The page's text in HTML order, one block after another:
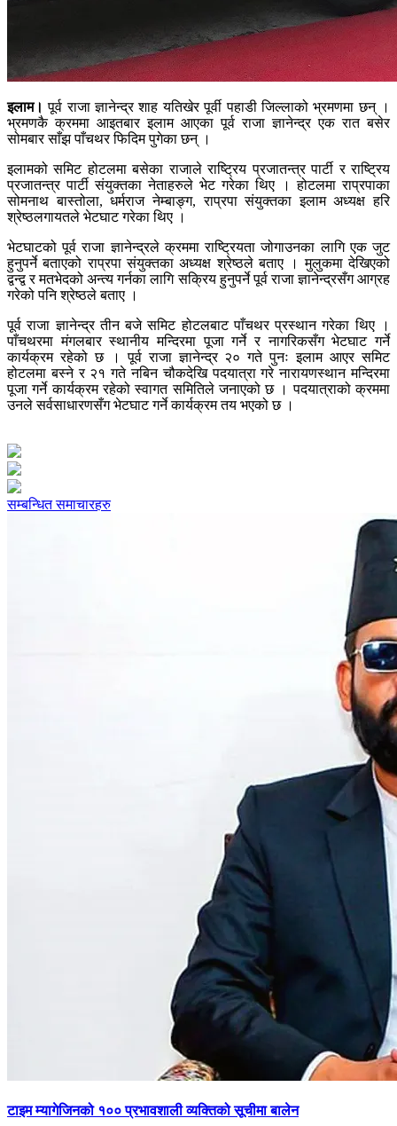
इलाम। पूर्व राजा ज्ञानेन्द्र शाह यतिखेर पूर्वी पहाडी जिल्लाको भ्रमणमा छन् ।
भ्रमणकै क्रममा आइतबार इलाम आएका पूर्व राजा ज्ञानेन्द्र एक रात बसेर
सोमबार साँझ पाँचथर फिदिम पुगेका छन् ।
इलामको समिट होटलमा बसेका राजाले राष्ट्रिय प्रजातन्त्र पार्टी र राष्ट्रिय
प्रजातन्त्र पार्टी संयुक्तका नेताहरुले भेट गरेका थिए । होटलमा राप्रपाका
सोमनाथ बास्तोला, धर्मराज नेम्बाङ्ग, राप्रपा संयुक्तका इलाम अध्यक्ष हरि
श्रेष्ठलगायतले भेटघाट गरेका थिए ।
भेटघाटको पूर्व राजा ज्ञानेन्द्रले क्रममा राष्ट्रियता जोगाउनका लागि एक जुट
हुनुपर्ने बताएको राप्रपा संयुक्तका अध्यक्ष श्रेष्ठले बताए । मुलुकमा देखिएको
द्वन्द्व र मतभेदको अन्त्य गर्नका लागि सक्रिय हुनुपर्ने पूर्व राजा ज्ञानेन्द्रसँग आग्रह
गरेको पनि श्रेष्ठले बताए ।
पूर्व राजा ज्ञानेन्द्र तीन बजे समिट होटलबाट पाँचथर प्रस्थान गरेका थिए ।
पाँचथरमा मंगलबार स्थानीय मन्दिरमा पूजा गर्ने र नागरिकसँग भेटघाट गर्ने
कार्यक्रम रहेको छ । पूर्व राजा ज्ञानेन्द्र २० गते पुनः इलाम आएर समिट
होटलमा बस्ने र २१ गते नबिन चौकदेखि पदयात्रा गरे नारायणस्थान मन्दिरमा
पूजा गर्ने कार्यक्रम रहेको स्वागत समितिले जनाएको छ । पदयात्राको क्रममा
उनले सर्वसाधारणसँग भेटघाट गर्ने कार्यक्रम तय भएको छ ।
सम्बन्धित समाचारहरु
टाइम म्यागेजिनको १०० प्रभावशाली व्यक्तिको सूचीमा बालेन